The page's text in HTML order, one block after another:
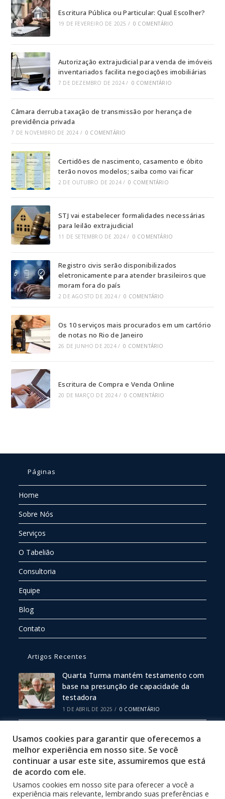
Escritura Pública ou Particular: Qual Escolher?
19 DE FEVEREIRO DE 2025 / 0 COMENTÁRIO
Autorização extrajudicial para venda de imóveis
inventariados facilita negociações imobiliárias
7 DE DEZEMBRO DE 2024 / 0 COMENTÁRIO
Câmara derruba taxação de transmissão por herança de
previdência privada
7 DE NOVEMBRO DE 2024 / 0 COMENTÁRIO
Certidões de nascimento, casamento e óbito
terão novos modelos; saiba como vai ficar
2 DE OUTUBRO DE 2024 / 0 COMENTÁRIO
STJ vai estabelecer formalidades necessárias
para leilão extrajudicial
11 DE SETEMBRO DE 2024 / 0 COMENTÁRIO
Registro civis serão disponibilizados
eletronicamente para atender brasileiros que
moram fora do país
2 DE AGOSTO DE 2024 / 0 COMENTÁRIO
Os 10 serviços mais procurados em um cartório
de notas no Rio de Janeiro
26 DE JUNHO DE 2024 / 0 COMENTÁRIO
Escritura de Compra e Venda Online
20 DE MARÇO DE 2024 / 0 COMENTÁRIO
Páginas
Home
Sobre Nós
Serviços
O Tabelião
Consultoria
Equipe
Blog
Contato
Artigos Recentes
Quarta Turma mantém testamento com
base na presunção de capacidade da
testadora
1 DE ABRIL DE 2025 / 0 COMENTÁRIO
Escritura Pública ou Particular: Qual
Escolher?
19 DE FEVEREIRO DE 2025 / 0 COMENTÁRIO
Política de Privacidade
Usamos cookies para garantir que oferecemos a
melhor experiência em nosso site. Se você
continuar a usar este site, assumiremos que está
de acordo com ele.
Usamos cookies em nosso site para oferecer a você a
experiência mais relevante, lembrando suas preferências e